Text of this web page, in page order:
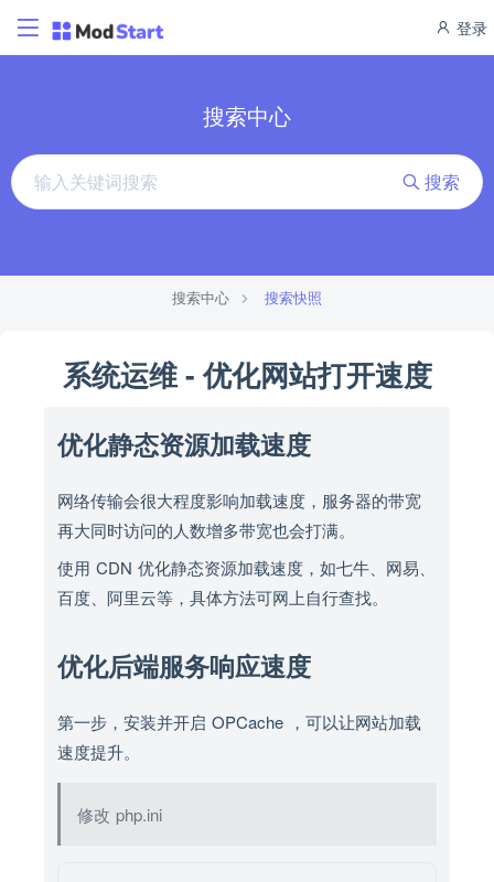
登录
搜索中心
搜索
搜索中心 搜索快照
系统运维 - 优化网站打开速度
优化静态资源加载速度
网络传输会很大程度影响加载速度，服务器的带宽
再大同时访问的人数增多带宽也会打满。
使用 CDN 优化静态资源加载速度，如七牛、网易、
百度、阿里云等，具体方法可网上自行查找。
优化后端服务响应速度
第一步，安装并开启 OPCache ，可以让网站加载
速度提升。
修改 php.ini